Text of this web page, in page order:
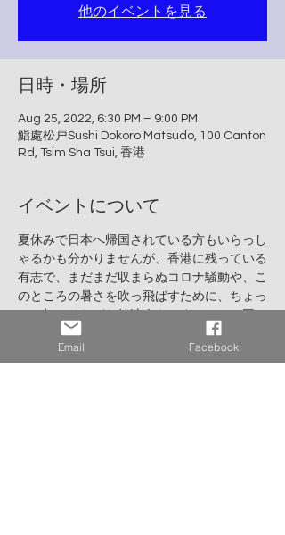
他のイベントを見る
日時・場所
Aug 25, 2022, 6:30 PM – 9:00 PM
鮨處松戸Sushi Dokoro Matsudo, 100 Canton
Rd, Tsim Sha Tsui, 香港
イベントについて
夏休みで日本へ帰国されている方もいらっし
ゃるかも分かりませんが、香港に残っている
有志で、まだまだ収まらぬコロナ騒動や、こ
のところの暑さを吹っ飛ばすために、ちょっ
籍・職業・年齢・性別不問。香港に根差し
て、頑張っている人、大集合！！
Email Facebook